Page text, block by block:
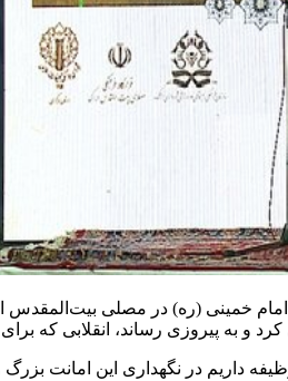
خمینی (ره) در مصلی بیت‌المقدس